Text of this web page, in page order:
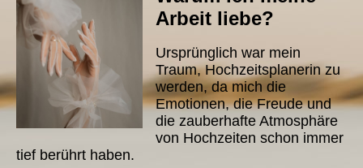
Arbeit liebe?
Ursprünglich war mein
Traum, Hochzeitsplanerin zu
werden, da mich die
Emotionen, die Freude und
die zauberhafte Atmosphäre
von Hochzeiten schon immer
tief berührt haben.